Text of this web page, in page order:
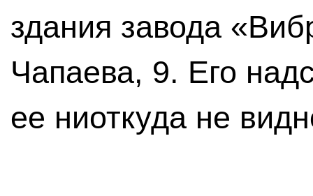
здания завода
Чапаева, 9. Его
ее ниоткуда не